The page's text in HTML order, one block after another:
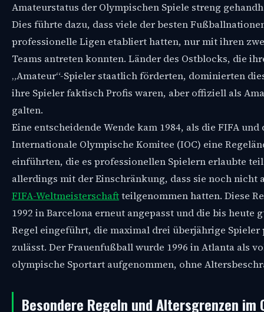
Amateurstatus der Olympischen Spiele streng
Dies führte dazu, dass viele der besten
professionelle Ligen etabliert hatten, nur mit ihren
Teams antreten konnten. Länder des Ostblocks, die
„Amateur“-Spieler staatlich förderten, dominierten
ihre Spieler faktisch Profis waren, aber offiziell als
galten.
Eine entscheidende Wende kam 1984, als die FIFA und
Internationale Olympische Komitee (IOC) eine
einführten, die es professionellen Spielern erlaubte
allerdings mit der Einschränkung, dass sie noch nicht
FIFA-Weltmeisterschaftteilgenommen hatten. Diese
1992 in Barcelona erneut angepasst und die bis heute
Regel eingeführt, die maximal drei überjährige Spieler
zulässt. Der Frauenfußball wurde 1996 in Atlanta als
olympische Sportart aufgenommen, ohne
Besondere Regeln und Altersgrenzen im